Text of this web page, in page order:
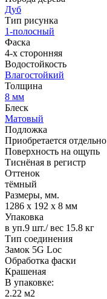
Дуб
Тип рисунка
1-полосный
Фаска
4-х сторонняя
Водостойкость
Влагостойкий
Толщина
8 мм
Блеск
Матовый
Подложка
Приобретается отдельно
Поверхность на ощупь
Тиснёная в регистр
Оттенок
тёмный
Размеры, мм.
1286 х 192 х 8 мм
Упаковка
в уп.9 шт./ вес 15.8 кг
Тип соединения
Замок 5G Loc
Обработка фаски
Крашеная
В упаковке:
2.22 м2